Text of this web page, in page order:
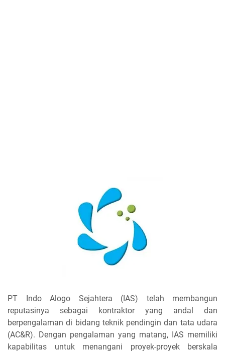
PT Indo Alogo Sejahtera (IAS) telah membangun
reputasinya sebagai kontraktor yang andal dan
berpengalaman di bidang teknik pendingin dan tata udara
(AC&R). Dengan pengalaman yang matang, IAS memiliki
kapabilitas untuk menangani proyek-proyek berskala